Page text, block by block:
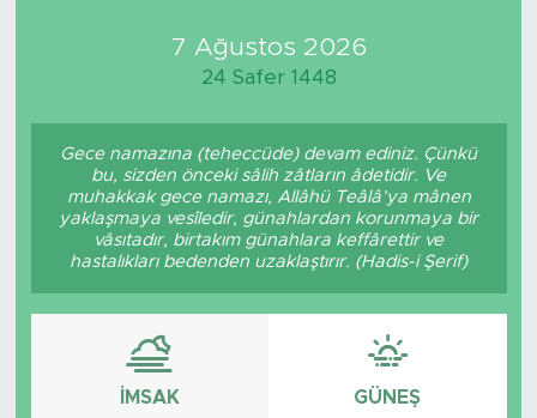
7 Ağustos 2026
24 Safer 1448
Gece namazına (teheccüde) devam ediniz. Çünkü
bu, sizden önceki sâlih zâtların âdetidir. Ve
muhakkak gece namazı, Allâhü Teâlâ’ya mânen
yaklaşmaya vesîledir, günahlardan korunmaya bir
vâsıtadır, birtakım günahlara keffârettir ve
hastalıkları bedenden uzaklaştırır. (Hadis-i Şerif)
İMSAK GÜNEŞ